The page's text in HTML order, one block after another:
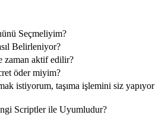
Seçmeliyim?
Belirleniyor?
zaman aktif edilir?
öder miyim?
istiyorum, taşıma işlemini siz yapıyor
Scriptler ile Uyumludur?